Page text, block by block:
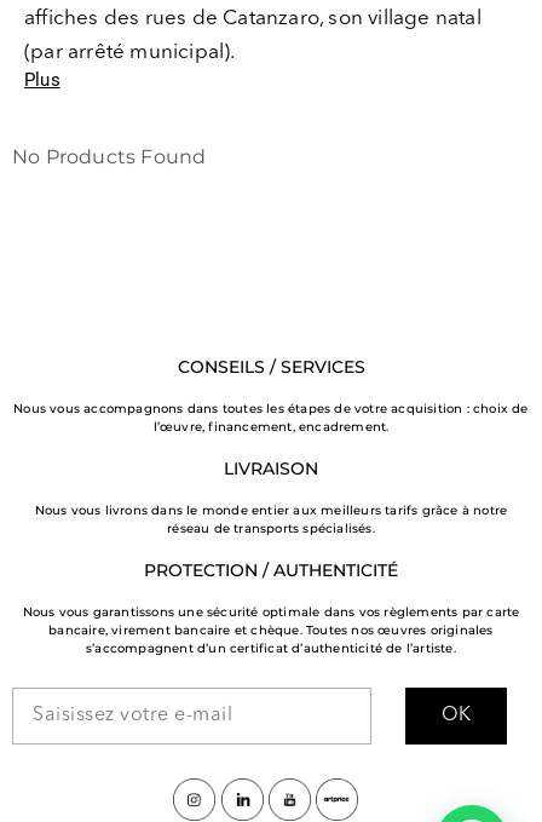
affiches des rues de Catanzaro, son village natal
(par arrêté municipal).
Plus
No Products Found
CONSEILS / SERVICES
Nous vous accompagnons dans toutes les étapes de votre acquisition : choix de
l’œuvre, financement, encadrement.
LIVRAISON
Nous vous livrons dans le monde entier aux meilleurs tarifs grâce à notre
réseau de transports spécialisés.
PROTECTION / AUTHENTICITÉ
Nous vous garantissons une sécurité optimale dans vos règlements par carte
bancaire, virement bancaire et chèque. Toutes nos œuvres originales
s’accompagnent d’un certificat d’authenticité de l’artiste.
OK